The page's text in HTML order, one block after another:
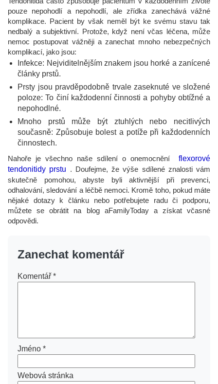
pouze nepohodlí a nepohodlí, ale zřídka zanechává vážné
komplikace. Pacient by však neměl být ke svému stavu tak
nedbalý a subjektivní. Protože, když není včas léčena, může
nemoc postupovat vážněji a zanechat mnoho nebezpečných
komplikací, jako jsou:
Infekce: Nejviditelnějším znakem jsou horké a zanícené
články prstů.
Prsty jsou pravděpodobně trvale zaseknuté ve složené
poloze: To činí každodenní činnosti a pohyby obtížné a
nepohodlné.
Mnoho prstů může být ztuhlých nebo necitlivých
současně: Způsobuje bolest a potíže při každodenních
činnostech.
Nahoře je všechno naše sdílení o onemocnění flexorové
tendonitidy prstu . Doufejme, že výše sdílené znalosti vám
skutečně pomohou, abyste byli aktivnější při prevenci,
odhalování, sledování a léčbě nemoci. Kromě toho, pokud máte
nějaké dotazy k článku nebo potřebujete radu či podporu,
můžete se obrátit na blog aFamilyToday a získat včasné
odpovědi.
Zanechat komentář
Komentář *
Jméno *
Webová stránka